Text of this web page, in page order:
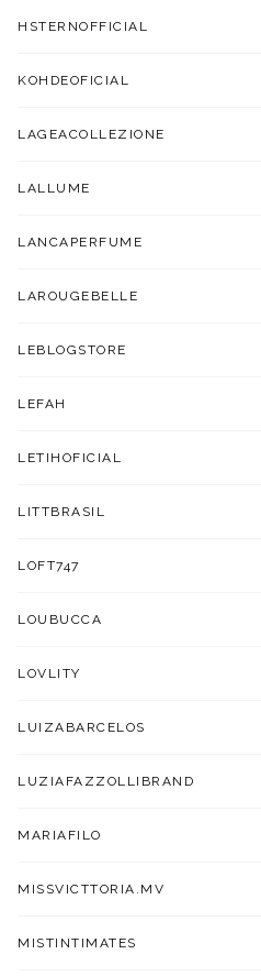
HSTERNOFFICIAL
KOHDEOFICIAL
LAGEACOLLEZIONE
LALLUME
LANCAPERFUME
LAROUGEBELLE
LEBLOGSTORE
LEFAH
LETIHOFICIAL
LITTBRASIL
LOFT747
LOUBUCCA
LOVLITY
LUIZABARCELOS
LUZIAFAZZOLLIBRAND
MARIAFILO
MISSVICTTORIA.MV
MISTINTIMATES